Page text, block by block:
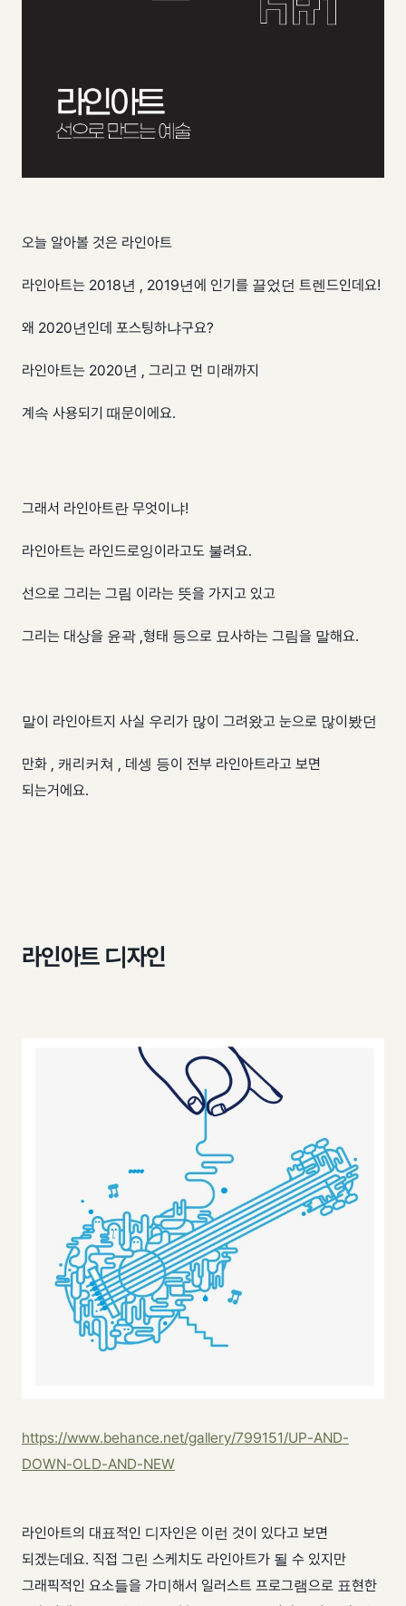
오늘 알아볼 것은 라인아트
라인아트는 2018년 , 2019년에 인기를 끌었던 트렌드인데요!
왜 2020년인데 포스팅하냐구요?
라인아트는 2020년 , 그리고 먼 미래까지
계속 사용되기 때문이에요.
그래서 라인아트란 무엇이냐!
라인아트는 라인드로잉이라고도 불려요.
선으로 그리는 그림 이라는 뜻을 가지고 있고
그리는 대상을 윤곽 ,형태 등으로 묘사하는 그림을 말해요.
말이 라인아트지 사실 우리가 많이 그려왔고 눈으로 많이봤던
만화 , 캐리커쳐 , 데셍 등이 전부 라인아트라고 보면
되는거에요.
라인아트 디자인
https://www.behance.net/gallery/799151/UP-AND-
DOWN-OLD-AND-NEW
라인아트의 대표적인 디자인은 이런 것이 있다고 보면
되겠는데요. 직접 그린 스케치도 라인아트가 될 수 있지만
그래픽적인 요소들을 가미해서 일러스트 프로그램으로 표현한